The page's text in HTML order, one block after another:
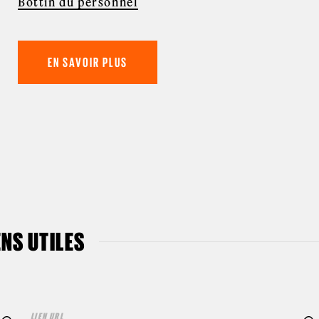
EN SAVOIR PLUS
UTILES
LIEN URL